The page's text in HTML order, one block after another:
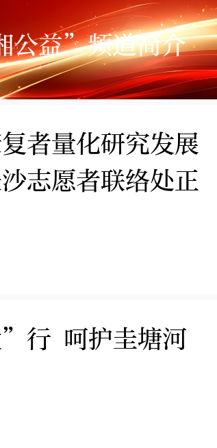
公益”频道简介
者量化研究发展
志愿者联络处正
携手“童”行 呵护圭塘河